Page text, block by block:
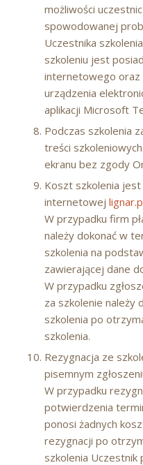
możliwości
spowodowanej
Uczestnika
szkoleniu jest
internetowego oraz
urządzenia
aplikacji Microsoft
Podczas szkolenia
treści
ekranu bez zgody
Koszt szkolenia
internetowej
W przypadku firm
należy dokonać w
szkolenia na
zawierającej dane
W przypadku
za szkolenie należy
szkolenia po
szkolenia.
Rezygnacja ze
pisemnym
W przypadku
potwierdzenia
ponosi żadnych
rezygnacji po
szkolenia Uczestnik